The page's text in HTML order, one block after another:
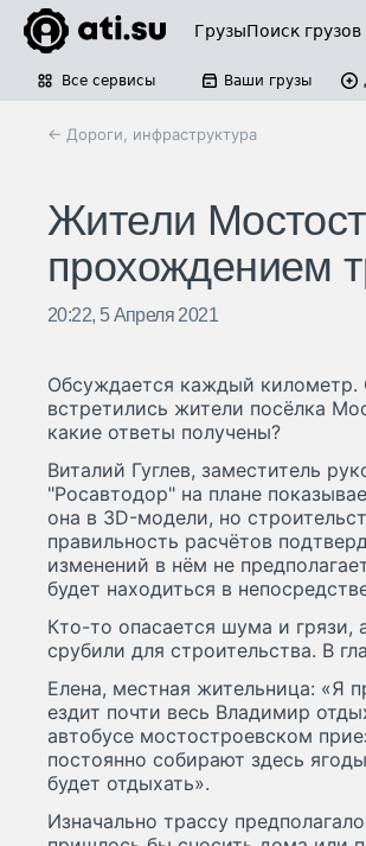
ГрузыПоиск грузов
Все сервисы Ваши грузы
← Дороги, инфраструктура
Жители
прохождением
20:22, 5 Апреля 2021
Обсуждается каждый
встретились жители посёлка
какие ответы получены?
Виталий Гуглев, заместитель
"Росавтодор" на плане
она в 3D-модели, но
правильность расчётов
изменений в нём не
будет находиться в
Кто-то опасается шума и
срубили для строительства. В
Елена, местная жительница: «Я
ездит почти весь Владимир
автобусе мостостроевском
постоянно собирают здесь
будет отдыхать».
Изначально трассу